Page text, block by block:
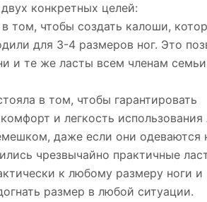
конкретных целей:
том, чтобы создать калоши,
для 3-4 размеров ног. Это
и те же ласты всем членам
в том, чтобы гарантировать
и легкость использования
даже если они одеваются
чрезвычайно практичные
к любому размеру ноги и
размер в любой ситуации.